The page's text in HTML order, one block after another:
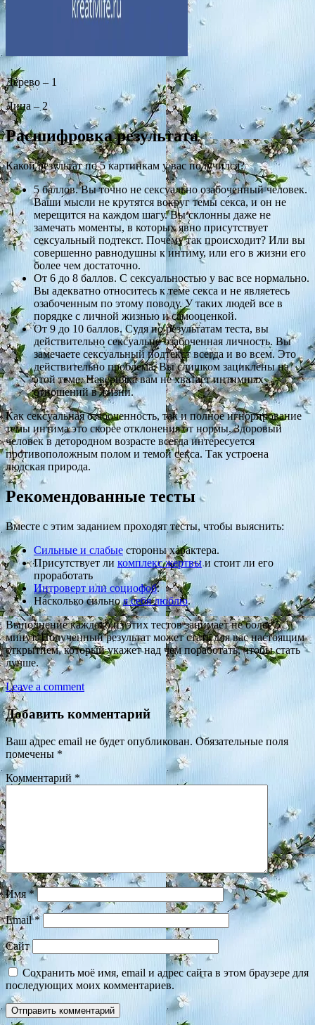
Дерево – 1
Лица – 2
Расшифровка результата
Какой результат по 5 картинкам у вас получился?
5 баллов. Вы точно не сексуально озабоченный человек.
Ваши мысли не крутятся вокруг темы секса, и он не
мерещится на каждом шагу. Вы склонны даже не
замечать моменты, в которых явно присутствует
сексуальный подтекст. Почему так происходит? Или вы
совершенно равнодушны к интиму, или его в жизни его
более чем достаточно.
От 6 до 8 баллов. С сексуальностью у вас все нормально.
Вы адекватно относитесь к теме секса и не являетесь
озабоченным по этому поводу. У таких людей все в
порядке с личной жизнью и самооценкой.
От 9 до 10 баллов. Судя по результатам теста, вы
действительно сексуально озабоченная личность. Вы
замечаете сексуальный подтекст всегда и во всем. Это
действительно проблема. Вы слишком зациклены на
этой теме. Наверняка вам не хватает интимных
отношений в жизни.
Как сексуальная озабоченность, так и полное игнорирование
темы интима это скорее отклонения от нормы. Здоровый
человек в детородном возрасте всегда интересуется
противоположным полом и темой секса. Так устроена
людская природа.
Рекомендованные тесты
Вместе с этим заданием проходят тесты, чтобы выяснить:
Сильные и слабые стороны характера.
Присутствует ли комплекс жертвыи стоит ли его
проработать
Интроверт или социофоб.
Насколько сильноя себя люблю.
Выполнение каждого из этих тестов занимает не более 5
минут. Полученный результат может стать для вас настоящим
открытием, который укажет над чем поработать, чтобы стать
лучше.
Leave a comment
Добавить комментарий
Ваш адрес email не будет опубликован. Обязательные поля
помечены *
Комментарий *
Имя*
Email*
Сайт
Сохранить моё имя, email и адрес сайта в этом браузере для
последующих моих комментариев.